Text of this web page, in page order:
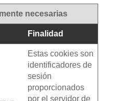
necesarias
Finalidad
Estas cookies son
identificadores de
sesión
proporcionados
por el servidor de